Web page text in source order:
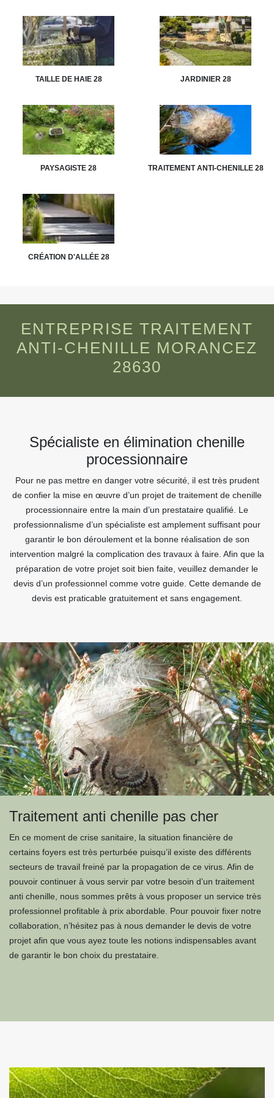
TAILLE DE HAIE 28 JARDINIER 28
PAYSAGISTE 28 TRAITEMENT ANTI-CHENILLE 28
CRÉATION D'ALLÉE 28
ENTREPRISE TRAITEMENT
ANTI-CHENILLE MORANCEZ
28630
Spécialiste en élimination chenille
processionnaire
Pour ne pas mettre en danger votre sécurité, il est très prudent
de confier la mise en œuvre d’un projet de traitement de chenille
processionnaire entre la main d’un prestataire qualifié. Le
professionnalisme d’un spécialiste est amplement suffisant pour
garantir le bon déroulement et la bonne réalisation de son
intervention malgré la complication des travaux à faire. Afin que la
préparation de votre projet soit bien faite, veuillez demander le
devis d’un professionnel comme votre guide. Cette demande de
devis est praticable gratuitement et sans engagement.
Traitement anti chenille pas cher
En ce moment de crise sanitaire, la situation financière de
certains foyers est très perturbée puisqu’il existe des différents
secteurs de travail freiné par la propagation de ce virus. Afin de
pouvoir continuer à vous servir par votre besoin d’un traitement
anti chenille, nous sommes prêts à vous proposer un service très
professionnel profitable à prix abordable. Pour pouvoir fixer notre
collaboration, n’hésitez pas à nous demander le devis de votre
projet afin que vous ayez toute les notions indispensables avant
de garantir le bon choix du prestataire.